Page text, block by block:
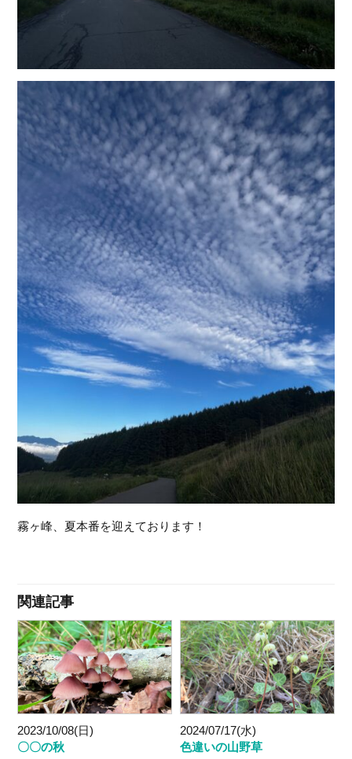
霧ヶ峰、夏本番を迎えております！
関連記事
2023/10/08(日)
〇〇の秋
2024/07/17(水)
色違いの山野草